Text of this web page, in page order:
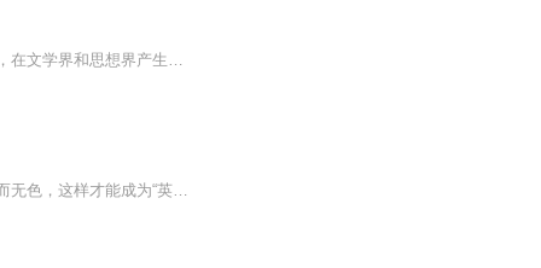
《厚黑学》一书的内容涉及到文学、哲学、政治、经济学、心理学、社会学等诸多研究领域，在文学界和思想界产生过轰动效应和重大影响，而且他的著作历七八十年之久，至今仍畅销不衰。《厚黑学》内容宏博，见解深邃，启迪心智，文笔流畅轻松，语言幽默隽永，...
《厚黑学》为民国年间李宗吾先生所作，他在厚黑学一书中，阐述脸皮要厚而无形、心要黑而无色，这样才能成为“英雄豪杰”。他以曹操、刘备、孙权、司马懿等人物实例为主线，探讨论证厚薄与黑白如何影响成败得失。厚黑学一书一直受到民间重视，辗转相传，以...